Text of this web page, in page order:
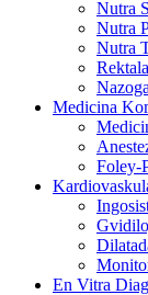
Nutra
Nutra
Nutra
Medicina
Foley-
En Vitra